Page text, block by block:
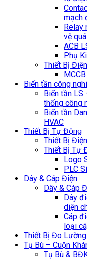
mạch
Relay
vệ
ACB
Phụ
Thiết Bị
Biến tần công
Biến tần LS
thống công
Biến tần
HVAC
Thiết Bị Tự Động
Thiết Bị
Thiết Bị Tự
Logo
PLC
Dây & Cáp Điện
Dây & Cáp
Dây
diện
Cáp
loại
Thiết Bị Đo
Tụ Bù – Cuộn
Tụ Bù &